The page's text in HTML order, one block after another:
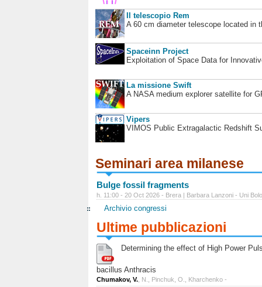
Il telescopio Rem
A 60 cm diameter telescope located in
Spaceinn Project
Exploitation of Space Data for
La missione Swift
A NASA medium explorer satellite for
Vipers
VIMOS Public Extragalactic Redshift
Seminari area milanese
Bulge fossil fragments
h. 11:00 - 20 Oct 2026 - Brera | Barbara Lanzoni - Uni
Archivio congressi
Ultime pubblicazioni
Determining the effect of High Power
bacillus Anthracis
Chumakov, V. , N., Pinchuk, O., Kharchenko -